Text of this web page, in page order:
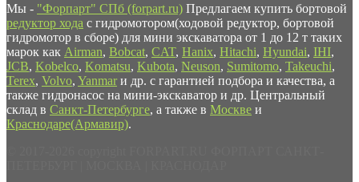
Мы - "Форпарт" СПб (forpart.ru) Предлагаем купить бортовой
редуктор хода с гидромотором(ходовой редуктор, бортовой
гидромотор в сборе) для мини экскаватора от 1 до 12 т таких
марок как Airman, Bobcat, CAT, Hanix, Hitachi, Hyundai, IHI,
JCB, Kobelco, Komatsu, Kubota, Neuson, Sumitomo, Takeuchi,
Terex, Volvo, Yanmar и др. с гарантией подбора и качества, а
также гидронасос на мини-экскаватор и др. Центральный
склад в Санкт-Петербурге, а также в Москве и
Краснодаре(Армавир).